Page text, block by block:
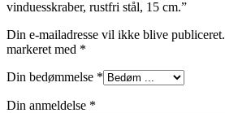
vinduesskraber, rustfri stål, 15 cm.”
Din e-mailadresse vil ikke blive publiceret.
markeret med *
Din bedømmelse *
Din anmeldelse *